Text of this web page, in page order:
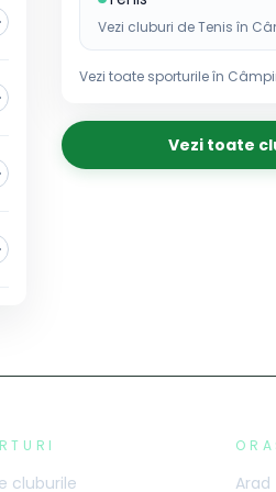
Vezi cluburi deTenis în
Vezi toate sporturile în
Vezi toate
cluburile
Arad